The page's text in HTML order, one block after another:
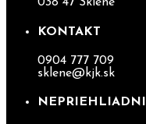
038 47 Sklené
KONTAKT
0904 777 709
sklene@kjk.sk
NEPRIEHLIADNI